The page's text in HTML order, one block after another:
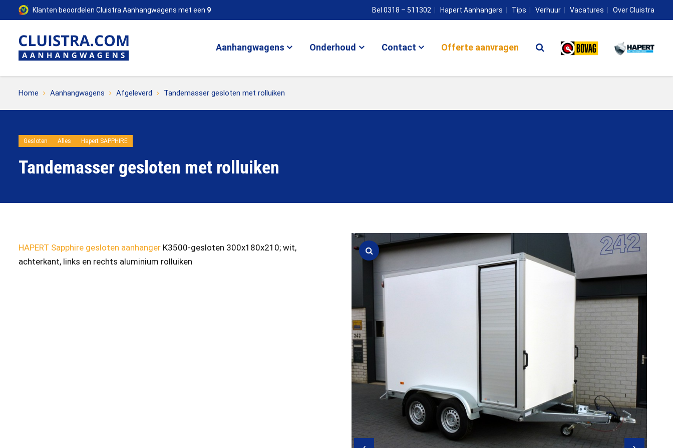
Klanten beoordelen Cluistra Aanhangwagens met een 9 Bel 0318 – 511302 Hapert Aanhangers Tips Verhuur Vacatures Over Cluistra
Aanhangwagens Onderhoud Contact Offerte aanvragen
Home Aanhangwagens Afgeleverd Tandemasser gesloten met rolluiken
Gesloten Alles Hapert SAPPHIRE
Tandemasser gesloten met rolluiken
HAPERT Sapphire gesloten aanhanger K3500-gesloten 300x180x210; wit,
achterkant, links en rechts aluminium rolluiken